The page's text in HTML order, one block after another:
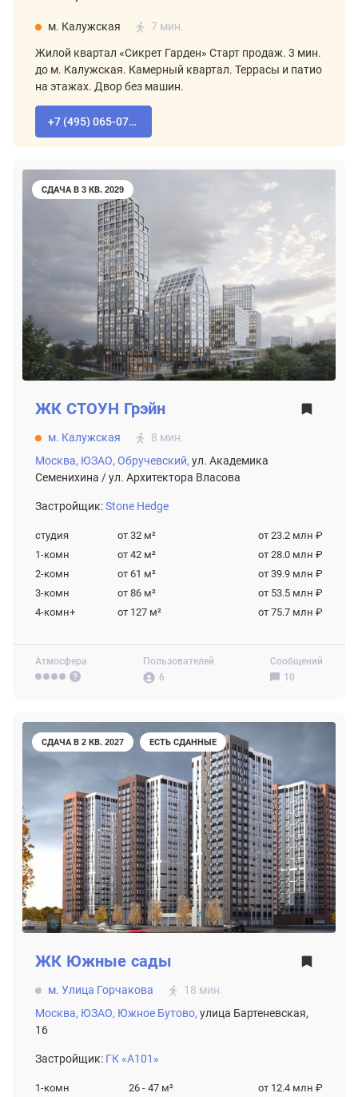
м. Калужская 7 мин.
Жилой квартал «Сикрет Гарден» Старт продаж. 3 мин.
до м. Калужская. Камерный квартал. Террасы и патио
на этажах. Двор без машин.
+7 (495) 065-07-55
СДАЧА В 3 КВ. 2029
Атмосфера
Пользователей
6
Сообщений
10
ЖК СТОУН Грэйн
м. Калужская
8 мин.
Москва, ЮЗАО, Обручевский, ул. Академика
Семенихина / ул. Архитектора Власова
Застройщик:Stone Hedge
студия от 32 м²
от 23.2 млн ₽
1-комн
от 42 м²
от 28.0 млн ₽
2-комн
от 61 м²
от 39.9 млн ₽
3-комн
от 86 м²
от 53.5 млн ₽
4-комн+
от 127 м² от 75.7 млн ₽
СДАЧА В 2 КВ. 2027 ЕСТЬ СДАННЫЕ
ЖК Южные сады
м. Улица Горчакова
18 мин.
Москва, ЮЗАО, Южное Бутово, улица Бартеневская,
16
Застройщик: ГК «А101»
1-комн 26 - 47 м²
от 12.4 млн ₽